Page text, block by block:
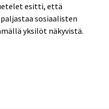
esitti, että
sosiaalisten
yksilöt näkyvistä.